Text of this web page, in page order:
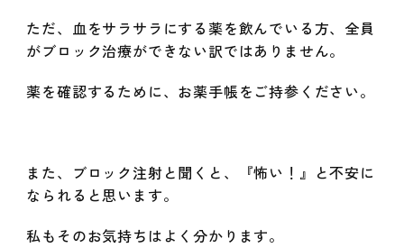
ただ、血をサラサラにする薬を飲んでいる方、全員
がブロック治療ができない訳ではありません。
薬を確認するために、お薬手帳をご持参ください。
また、ブロック注射と聞くと、『怖い！』と不安に
なられると思います。
私もそのお気持ちはよく分かります。